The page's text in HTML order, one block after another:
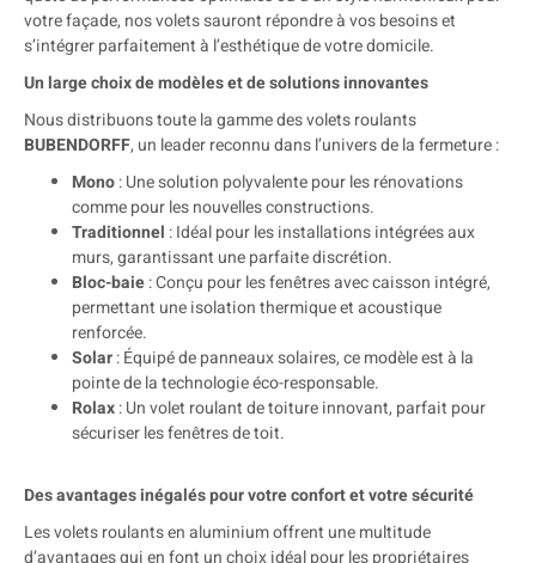
votre façade, nos volets sauront répondre à vos besoins et
s’intégrer parfaitement à l’esthétique de votre domicile.
Un large choix de modèles et de solutions innovantes
Nous distribuons toute la gamme des volets roulants
BUBENDORFF, un leader reconnu dans l’univers de la fermeture :
Mono: Une solution polyvalente pour les rénovations
comme pour les nouvelles constructions.
Traditionnel : Idéal pour les installations intégrées aux
murs, garantissant une parfaite discrétion.
Bloc-baie: Conçu pour les fenêtres avec caisson intégré,
permettant une isolation thermique et acoustique
renforcée.
Solar: Équipé de panneaux solaires, ce modèle est à la
pointe de la technologie éco-responsable.
Rolax: Un volet roulant de toiture innovant, parfait pour
sécuriser les fenêtres de toit.
Des avantages inégalés pour votre confort et votre sécurité
Les volets roulants en aluminium offrent une multitude
d’avantages qui en font un choix idéal pour les propriétaires